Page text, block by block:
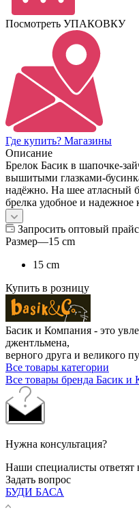
Посмотреть УПАКОВКУ
Где купить? Магазины
Описание
Брелок Басик в шапочке-
вышитыми глазками-
надёжно. На шее атласный
брелка удобное и надежное
Запросить оптовый прайс
Размер—15 cm
15 cm
Купить в розницу
Басик и Компания - это
джентльмена,
верного друга и великого
Все товары категории
Все товары бренда Басик и
Нужна консультация?
Наши специалисты
Задать вопрос
БУДИ БАСА